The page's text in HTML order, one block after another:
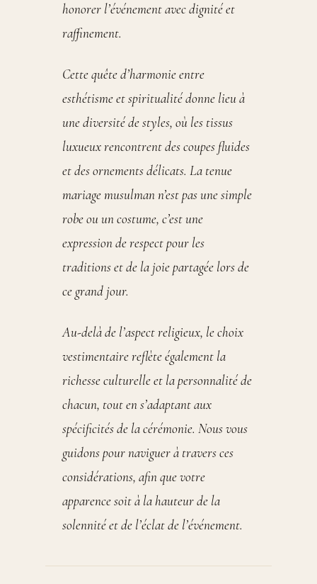
honorer l’événement avec dignité et
raffinement.
Cette quête d’harmonie entre
esthétisme et spiritualité donne lieu à
une diversité de styles, où les tissus
luxueux rencontrent des coupes fluides
et des ornements délicats. La tenue
mariage musulman n’est pas une simple
robe ou un costume, c’est une
expression de respect pour les
traditions et de la joie partagée lors de
ce grand jour.
Au-delà de l’aspect religieux, le choix
vestimentaire reflète également la
richesse culturelle et la personnalité de
chacun, tout en s’adaptant aux
spécificités de la cérémonie. Nous vous
guidons pour naviguer à travers ces
considérations, afin que votre
apparence soit à la hauteur de la
solennité et de l’éclat de l’événement.